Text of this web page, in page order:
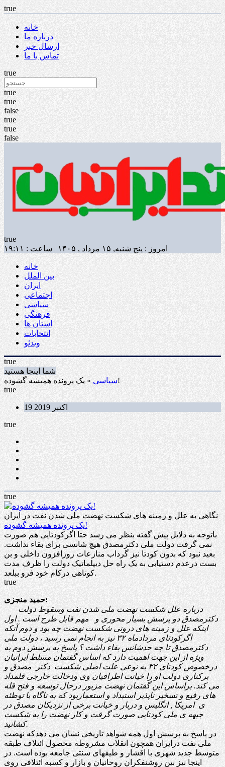
true
خانه
درباره ما
ارسال خبر
تماس با ما
true
true
true
false
true
true
false
true
امروز : پنج شنبه, ۱۵ مرداد , ۱۴۰۵ | ساعت : ۱۹:۱۱
خانه
بین الملل
ایران
اجتماعی
سیاسی
فرهنگی
استان ها
انتخابات
ویدئو
true
شما اینجا هستید
سیاسی» یک پرونده همیشه گشوده!
true
19 اکتبر 2019
true
true
نگاهی به علل و زمینه های شکست نهضت ملی شدن نفت در ایران
یک پرونده همیشه گشوده!
باتوجه به دلایل پیش گفته بنظر می رسد حتا اگرکودتایی هم صورت
نمی گرفت دولت ملی دکترمصدق هیچ شانسی برای بقاء نداشت.
بعید نبود که بدون کودتا نیز گرداب منازعات روزافزون داخلی و بن
بست درعدم دستیابی به یک راه حل دیپلماتیک دولت را ظرف مدت
کوتاهی درکام خود فرو ببلعد.
true
حمید منجزی:
دکترمصدق دو پرسش بسیار محوری و مهم قابل طرح است . اول
اینکه علل و زمینه های درونی شکست نهضت چه بود و دوم آنکه
اگرکودتای مردادماه۳۲ نیز به انجام نمی رسید ، دولت ملی
دکترمصدق تا چه حدشانس بقاء داشت ؟ پاسخ به پرسش دوم به
ویژه از این جهت اهمیت دارد که اساس گفتمان مسلط ایرانیان
درخصوص کودتای۳۲ به نوعی علت اصلی شکست دکتر مصدق و
برکناری دولت او را خیانت اطرافیان وی ودخالت خارجی قلمداد
می کند. براساس این گفتمان نهضت مزبور درحال توسعه و فتح قله
های رفیع و تسخیر ناپذیر استبداد و استعماربود که به ناگاه با توطئه
ی امریکا , انگلیس و دربار و خیانت برخی از نزدیکان مصدق در
جبهه ی ملی کودتایی صورت گرفت و کار نهضت را به شکست
کشانید.
در پاسخ به پرسش اول همه شواهد تاریخی نشان می دهدکه نهضت
ملی نفت درایران همچون انقلاب مشروطه محصول ائتلاف طبقه
متوسط جدید شهری با اقشار و طیفهای سنتی جامعه بوده است. در
اینجا نیز بین روشنفکران روحانیان و بازار و کسبه ائتلافی روی